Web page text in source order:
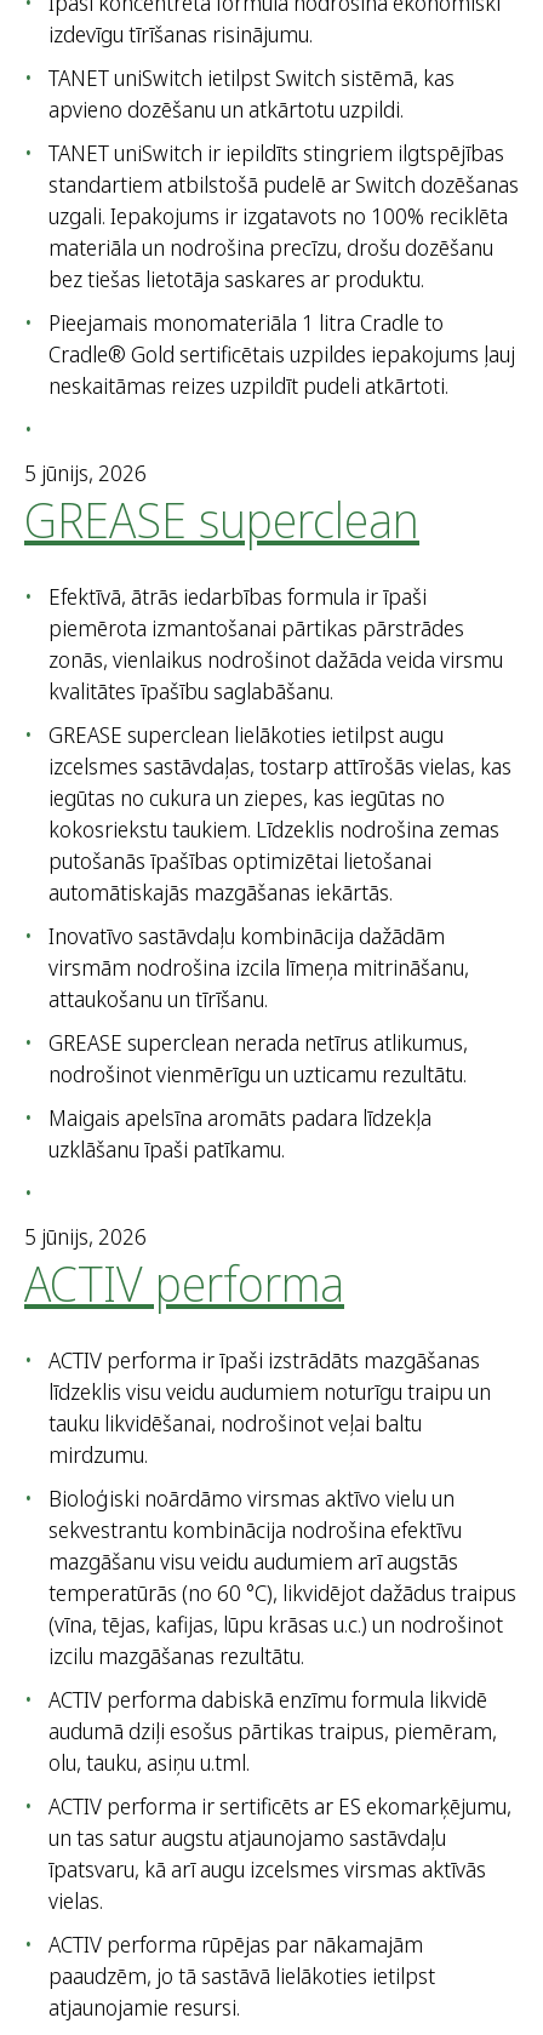
izdevīgu tīrīšanas risinājumu.
TANET uniSwitch ietilpst Switch sistēmā, kas
apvieno dozēšanu un atkārtotu uzpildi.
TANET uniSwitch ir iepildīts stingriem ilgtspējības
standartiem atbilstošā pudelē ar Switch dozēšanas
uzgali. Iepakojums ir izgatavots no 100% reciklēta
materiāla un nodrošina precīzu, drošu dozēšanu
bez tiešas lietotāja saskares ar produktu.
Pieejamais monomateriāla 1 litra Cradle to
Cradle® Gold sertificētais uzpildes iepakojums ļauj
neskaitāmas reizes uzpildīt pudeli atkārtoti.
5 jūnijs, 2026
GREASE superclean
Efektīvā, ātrās iedarbības formula ir īpaši
piemērota izmantošanai pārtikas pārstrādes
zonās, vienlaikus nodrošinot dažāda veida virsmu
kvalitātes īpašību saglabāšanu.
GREASE superclean lielākoties ietilpst augu
izcelsmes sastāvdaļas, tostarp attīrošās vielas, kas
iegūtas no cukura un ziepes, kas iegūtas no
kokosriekstu taukiem. Līdzeklis nodrošina zemas
putošanās īpašības optimizētai lietošanai
automātiskajās mazgāšanas iekārtās.
Inovatīvo sastāvdaļu kombinācija dažādām
virsmām nodrošina izcila līmeņa mitrināšanu,
attaukošanu un tīrīšanu.
GREASE superclean nerada netīrus atlikumus,
nodrošinot vienmērīgu un uzticamu rezultātu.
Maigais apelsīna aromāts padara līdzekļa
uzklāšanu īpaši patīkamu.
5 jūnijs, 2026
ACTIV performa
ACTIV performa ir īpaši izstrādāts mazgāšanas
līdzeklis visu veidu audumiem noturīgu traipu un
tauku likvidēšanai, nodrošinot veļai baltu
mirdzumu.
Bioloģiski noārdāmo virsmas aktīvo vielu un
sekvestrantu kombinācija nodrošina efektīvu
mazgāšanu visu veidu audumiem arī augstās
temperatūrās (no 60 °C), likvidējot dažādus traipus
(vīna, tējas, kafijas, lūpu krāsas u.c.) un nodrošinot
izcilu mazgāšanas rezultātu.
ACTIV performa dabiskā enzīmu formula likvidē
audumā dziļi esošus pārtikas traipus, piemēram,
olu, tauku, asiņu u.tml.
ACTIV performa ir sertificēts ar ES ekomarķējumu,
un tas satur augstu atjaunojamo sastāvdaļu
īpatsvaru, kā arī augu izcelsmes virsmas aktīvās
vielas.
ACTIV performa rūpējas par nākamajām
paaudzēm, jo tā sastāvā lielākoties ietilpst
atjaunojamie resursi.